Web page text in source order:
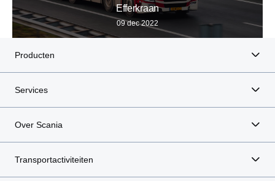
Efferkraan
09 dec 2022
Producten
Services
Over Scania
Transportactiviteiten